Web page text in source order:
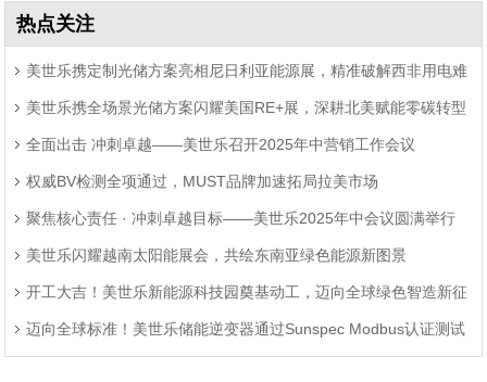
热点关注
美世乐携定制光储方案亮相尼日利亚能源展，精准破解西非用电难
题 美世乐携全场景光储方案闪耀美国RE+展，深耕北美赋能零碳转型
全面出击 冲刺卓越——美世乐召开2025年中营销工作会议
权威BV检测全项通过，MUST品牌加速拓局拉美市场
聚焦核心责任 · 冲刺卓越目标——美世乐2025年中会议圆满举行
美世乐闪耀越南太阳能展会，共绘东南亚绿色能源新图景
开工大吉！美世乐新能源科技园奠基动工，迈向全球绿色智造新征
程 迈向全球标准！美世乐储能逆变器通过Sunspec Modbus认证测试